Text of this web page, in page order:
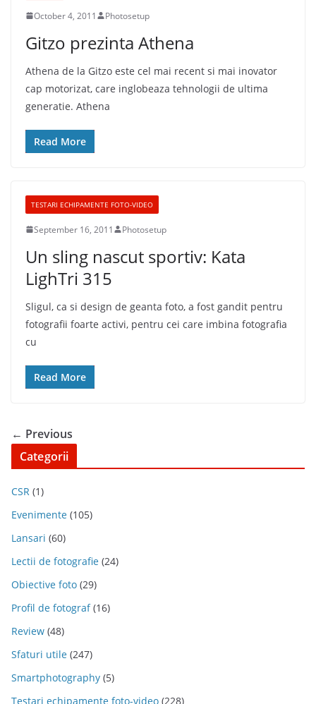
October 4, 2011 Photosetup
Gitzo prezinta Athena
Athena de la Gitzo este cel mai recent si mai inovator
cap motorizat, care inglobeaza tehnologii de ultima
generatie. Athena
Read More
TESTARI ECHIPAMENTE FOTO-VIDEO
September 16, 2011 Photosetup
Un sling nascut sportiv: Kata
LighTri 315
Sligul, ca si design de geanta foto, a fost gandit pentru
fotografii foarte activi, pentru cei care imbina fotografia
cu
Read More
← Previous
Categorii
CSR (1)
Evenimente (105)
Lansari (60)
Lectii de fotografie (24)
Obiective foto (29)
Profil de fotograf(16)
Review (48)
Sfaturi utile (247)
Smartphotography (5)
Testari echipamente foto-video (228)